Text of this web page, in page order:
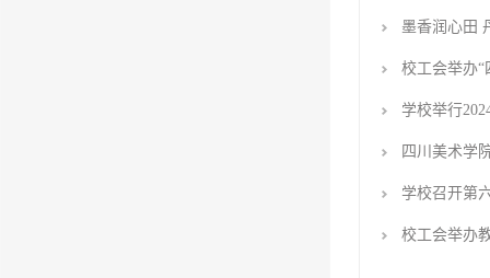
墨香润心田
校工会举办“
学校举行
四川美术学
学校召开第
校工会举办